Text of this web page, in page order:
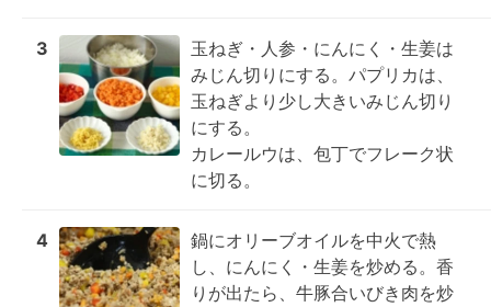
3
玉ねぎ・人参・にんにく・生姜は
みじん切りにする。パプリカは、
玉ねぎより少し大きいみじん切り
にする。
カレールウは、包丁でフレーク状
に切る。
4
鍋にオリーブオイルを中火で熱
し、にんにく・生姜を炒める。香
りが出たら、牛豚合いびき肉を炒